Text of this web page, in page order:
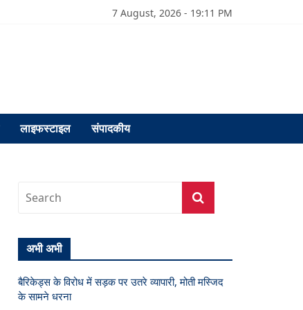
7 August, 2026 - 19:11 PM
लाइफस्टाइल संपादकीय
अभी अभी
बैरिकेड्स के विरोध में सड़क पर उतरे व्यापारी, मोती मस्जिद
के सामने धरना